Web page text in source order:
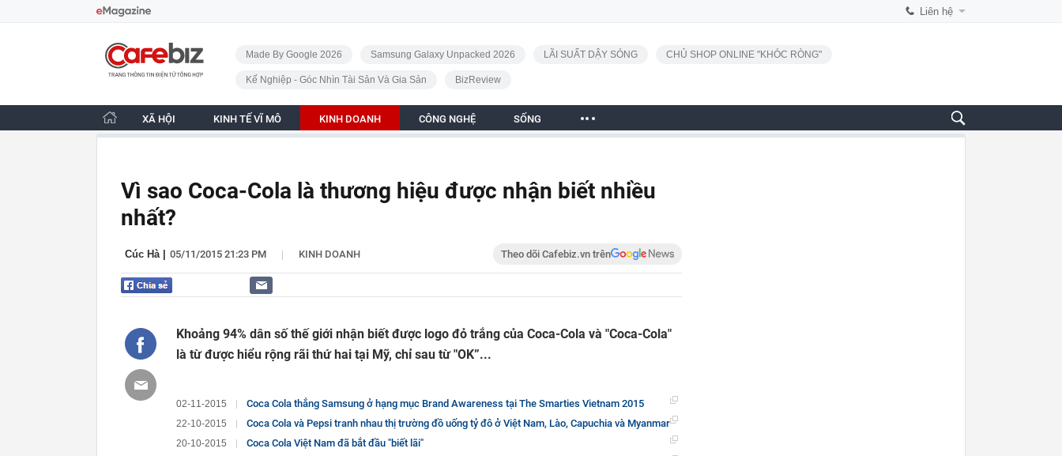
Liên hệ
CafeBiz - Trang chủ
Made By Google 2026 Samsung Galaxy Unpacked 2026 LÃI SUẤT DẬY SÓNG CHỦ SHOP ONLINE "KHÓC RÒNG"
Kế Nghiệp - Góc Nhìn Tài Sản Và Gia Sản BizReview
XÃ HỘI KINH TẾ VĨ MÔ KINH DOANH CÔNG NGHỆ SỐNG
Vì sao Coca-Cola là thương hiệu được nhận biết nhiều
nhất?
Cúc Hà| 05/11/2015 21:23 PM | KINH DOANH Theo dõi Cafebiz.vn trên
Khoảng 94% dân số thế giới nhận biết được logo đỏ trắng của Coca-Cola và "Coca-Cola"
là từ được hiểu rộng rãi thứ hai tại Mỹ, chỉ sau từ "OK”...
02-11-2015 Coca Cola thắng Samsung ở hạng mục Brand Awareness tại The Smarties Vietnam 2015
22-10-2015 Coca Cola và Pepsi tranh nhau thị trường đồ uống tỷ đô ở Việt Nam, Lào, Capuchia và Myanmar
20-10-2015 Coca Cola Việt Nam đã bắt đầu "biết lãi"